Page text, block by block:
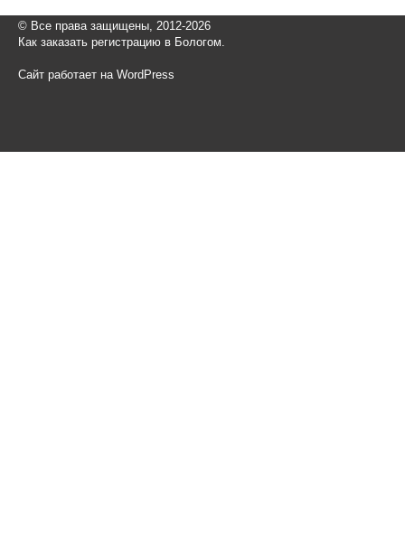
© Все права защищены, 2012-2026
Как заказать регистрацию в Бологом.
Сайт работает на WordPress